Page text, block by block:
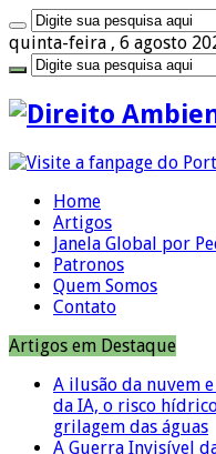
quinta-feira , 6 agosto
Home
Artigos
Janela Global por
Patronos
Quem Somos
Contato
Artigos em Destaque
A ilusão da nuvem
da IA, o risco
grilagem das águas
A Guerra Invisível